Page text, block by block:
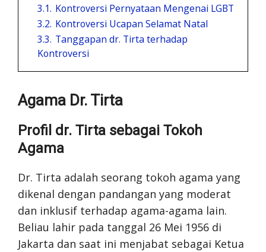
3.1. Kontroversi Pernyataan Mengenai LGBT
3.2. Kontroversi Ucapan Selamat Natal
3.3. Tanggapan dr. Tirta terhadap
Kontroversi
Agama Dr. Tirta
Profil dr. Tirta sebagai Tokoh
Agama
Dr. Tirta adalah seorang tokoh agama yang
dikenal dengan pandangan yang moderat
dan inklusif terhadap agama-agama lain.
Beliau lahir pada tanggal 26 Mei 1956 di
Jakarta dan saat ini menjabat sebagai Ketua